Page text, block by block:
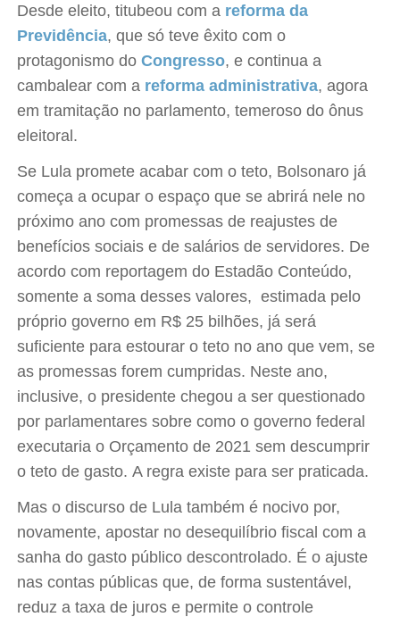
Desde eleito, titubeou com a reforma da
Previdência, que só teve êxito com o
protagonismo doCongresso, e continua a
cambalear com a reforma administrativa, agora
em tramitação no parlamento, temeroso do ônus
eleitoral.
Se Lula promete acabar com o teto, Bolsonaro já
começa a ocupar o espaço que se abrirá nele no
próximo ano com promessas de reajustes de
benefícios sociais e de salários de servidores. De
acordo com reportagem do Estadão Conteúdo,
somente a soma desses valores, estimada pelo
próprio governo em R$ 25 bilhões, já será
suficiente para estourar o teto no ano que vem, se
as promessas forem cumpridas. Neste ano,
inclusive, o presidente chegou a ser questionado
por parlamentares sobre como o governo federal
executaria o Orçamento de 2021 sem descumprir
o teto de gasto. A regra existe para ser praticada.
Mas o discurso de Lula também é nocivo por,
novamente, apostar no desequilíbrio fiscal com a
sanha do gasto público descontrolado. É o ajuste
nas contas públicas que, de forma sustentável,
reduz a taxa de juros e permite o controle